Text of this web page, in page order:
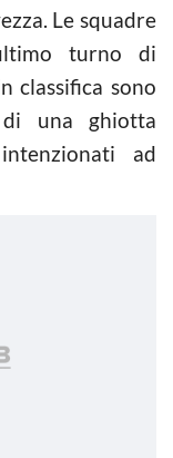
Le squadre
turno di
classifica sono
una ghiotta
ad